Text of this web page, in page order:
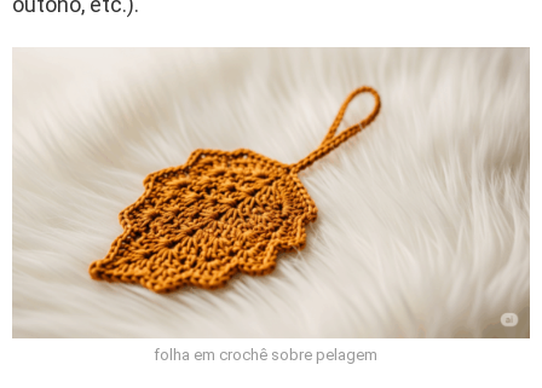
folha em crochê sobre pelagem